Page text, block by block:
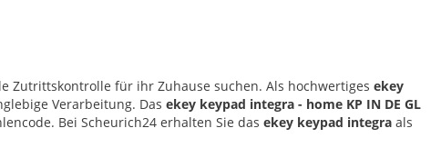
Zutrittskontrolle für ihr Zuhause suchen. Als hochwertiges ekey
Verarbeitung. Das ekey keypad integra - home KP IN DE GL
Bei Scheurich24 erhalten Sie das ekey keypad integra als